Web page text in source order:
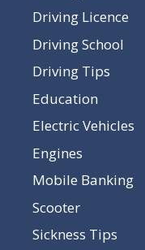
Driving Licence
Driving School
Driving Tips
Education
Electric Vehicles
Engines
Mobile Banking
Scooter
Sickness Tips